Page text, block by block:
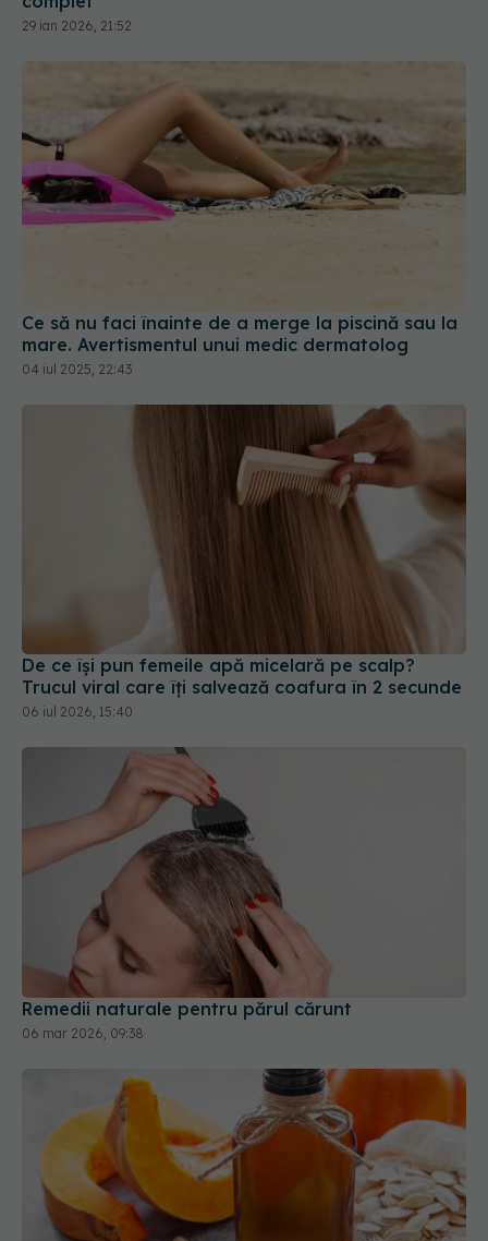
De ce își pun femeile apă micelară pe scalp?
Trucul viral care îți salvează coafura în 2 secunde
Remedii naturale pentru părul cărunt
06 mar 2026, 09:38